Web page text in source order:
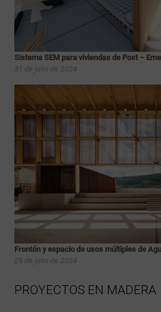
Sistema SEM para viviendas de Post –
31 de julio de 2024
Frontón y espacio de usos múltiples de
29 de julio de 2024
PROYECTOS EN MADERA